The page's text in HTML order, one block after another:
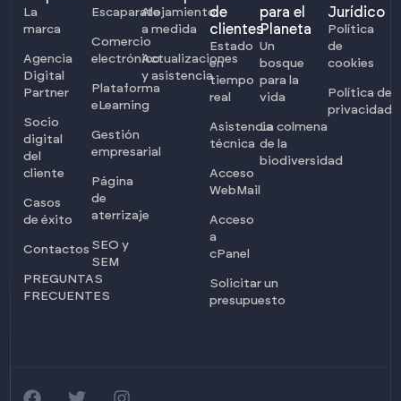
La
marca
Agencia
Digital
Partner
Socio
digital
del
cliente
Casos
de éxito
Contactos
PREGUNTAS
FRECUENTES
Escaparate
Comercio
electrónico
Plataforma
eLearning
Gestión
empresarial
Página
de
aterrizaje
SEO y
SEM
Alojamiento
a medida
Actualizaciones
y asistencia
de
clientes
Estado
en
tiempo
real
Asistencia
técnica
Acceso
WebMail
Acceso
a
cPanel
Solicitar un
presupuesto
para el
Planeta
Un
bosque
para la
vida
La colmena
de la
biodiversidad
Jurídico
Política
de
cookies
Política de
privacidad